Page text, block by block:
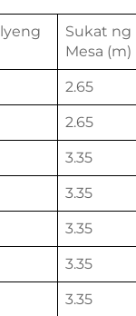
Sukat ng
Mesa (m)
2.65
2.65
3.35
3.35
3.35
3.35
3.35